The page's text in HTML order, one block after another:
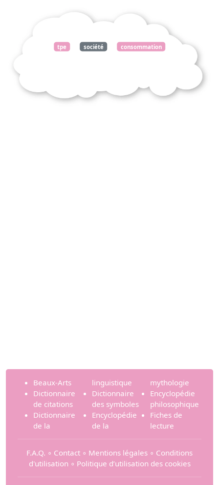
tpe société consommation
Beaux-Arts
Dictionnaire
de citations
Dictionnaire
de la
linguistique
Dictionnaire
des symboles
Encyclopédie
de la
mythologie
Encyclopédie
philosophique
Fiches de
lecture
F.A.Q. ∘ Contact ∘ Mentions légales ∘ Conditions
d'utilisation ∘ Politique d’utilisation des cookies